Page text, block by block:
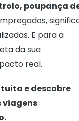
poupança
E para a
da sua
real.
e descobre
viagens